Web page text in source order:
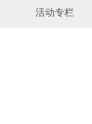
活动专栏